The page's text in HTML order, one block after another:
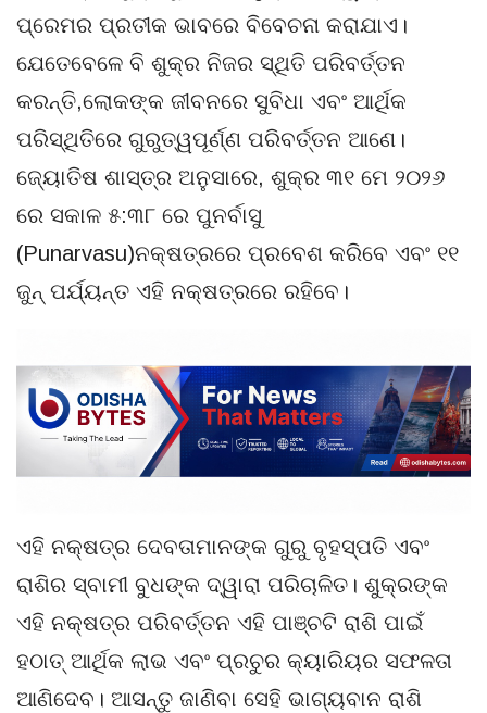
ପ୍ରେମର ପ୍ରତୀକ ଭାବରେ ବିବେଚନା କରାଯାଏ।
ଯେତେବେଳେ ବି ଶୁକ୍ର ନିଜର ସ୍ଥିତି ପରିବର୍ତ୍ତନ
କରନ୍ତି,ଲୋକଙ୍କ ଜୀବନରେ ସୁବିଧା ଏବଂ ଆର୍ଥିକ
ପରିସ୍ଥିତିରେ ଗୁରୁତ୍ୱପୂର୍ଣ୍ଣ ପରିବର୍ତ୍ତନ ଆଣେ।
ଜ୍ୟୋତିଷ ଶାସ୍ତ୍ର ଅନୁସାରେ, ଶୁକ୍ର ୩୧ ମେ ୨୦୨୬
ରେ ସକାଳ ୫:୩୮ ରେ ପୁନର୍ବାସୁ
(Punarvasu)ନକ୍ଷତ୍ରରେ ପ୍ରବେଶ କରିବେ ଏବଂ ୧୧
ଜୁନ୍ ପର୍ଯ୍ୟନ୍ତ ଏହି ନକ୍ଷତ୍ରରେ ରହିବେ।
ଏହି ନକ୍ଷତ୍ର ଦେବତାମାନଙ୍କ ଗୁରୁ ବୃହସ୍ପତି ଏବଂ
ରାଶିର ସ୍ବାମୀ ବୁଧଙ୍କ ଦ୍ୱାରା ପରିଚାଳିତ। ଶୁକ୍ରଙ୍କ
ଏହି ନକ୍ଷତ୍ର ପରିବର୍ତ୍ତନ ଏହି ପାଞ୍ଚଟି ରାଶି ପାଇଁ
ହଠାତ୍ ଆର୍ଥିକ ଲାଭ ଏବଂ ପ୍ରଚୁର କ୍ୟାରିୟର ସଫଳତା
ଆଣିଦେବ। ଆସନ୍ତୁ ଜାଣିବା ସେହି ଭାଗ୍ୟବାନ ରାଶି